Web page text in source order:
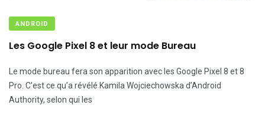
ANDROID
Les Google Pixel 8 et leur mode Bureau
Le mode bureau fera son apparition avec les Google Pixel 8 et 8
Pro. C’est ce qu’a révélé Kamila Wojciechowska d’Android
Authority, selon qui les